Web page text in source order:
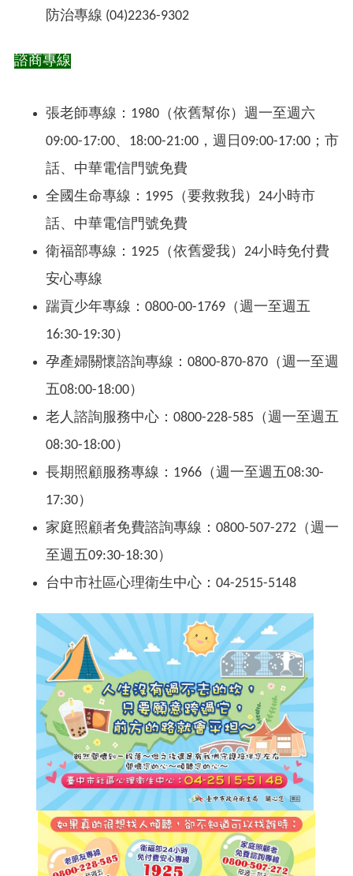
防治專線 (04)2236-9302
諮商專線
張老師專線 ：1980 （依舊幫你） 週一至週六
09:00-17:00、18:00-21:00，週日09:00-17:00；市
話、中華電信門號免費
全國生命專線 ：1995 （要救救我） 24小時市
話、中華電信門號免費
衛福部專線 ： 1925 （依舊愛我） 24小時免付費
安心專線
踹貢少年專線 ： 0800-00-1769（週一至週五
16:30-19:30）
孕產婦關懷諮詢專線 ： 0800-870-870（週一至週
五08:00-18:00）
老人諮詢服務中心：0800-228-585（週一至週五
08:30-18:00）
長期照顧服務專線 ： 1966（週一至週五08:30-
17:30）
家庭照顧者免費諮詢專線 ： 0800-507-272（週一
至週五09:30-18:30）
台中市社區心理衛生中心：04-2515-5148